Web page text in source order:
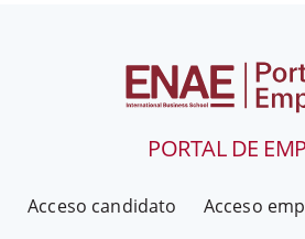
PORTAL DE
Acceso candidato Acceso